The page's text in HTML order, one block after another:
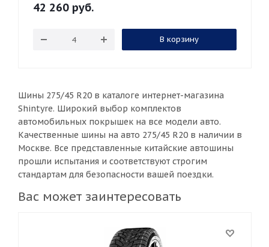
42 260 руб.
В корзину
Шины 275/45 R20 в каталоге интернет-магазина
Shintyre. Широкий выбор комплектов
автомобильных покрышек на все модели авто.
Качественные шины на авто 275/45 R20 в наличии в
Москве. Все представленные китайские автошины
прошли испытания и соответствуют строгим
стандартам для безопасности вашей поездки.
Вас может заинтересовать